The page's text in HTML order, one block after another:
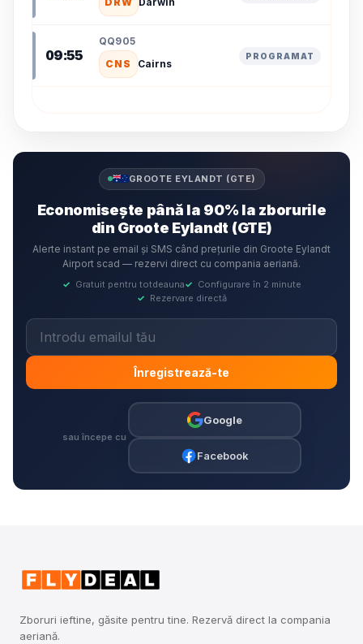
09:55
QQ905
CNS
Cairns
PROGRAMAT
GROOTE EYLANDT (GTE)
Economisește până la 90% la zborurile
din Groote Eylandt (GTE)
Alerte instant pe email și SMS când prețurile din Groote Eylandt
Airport scad — rezervi direct cu compania aeriană.
✓ Gratuit pentru totdeauna✓ Configurare în 2 minute
✓ Rezervare directă
Înregistrează-te
sau începe cu
Google
Facebook
Zboruri ieftine, găsite pentru tine. Rezervă direct la compania
aeriană.